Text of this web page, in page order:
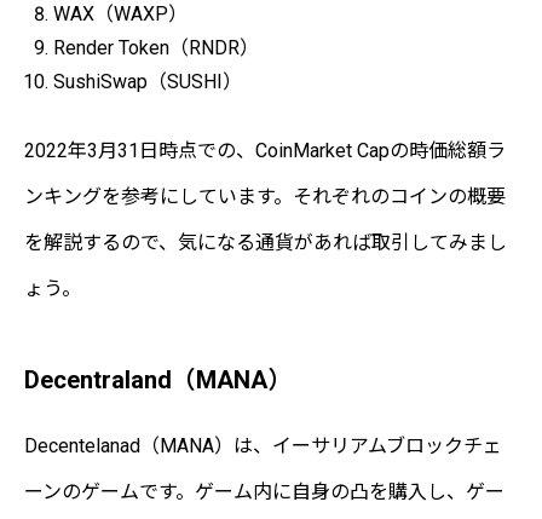
WAX（WAXP）
Render Token（RNDR）
SushiSwap（SUSHI）
2022年3月31日時点での、CoinMarket Capの時価総額ラ
ンキングを参考にしています。それぞれのコインの概要
を解説するので、気になる通貨があれば取引してみまし
ょう。
Decentraland（MANA）
Decentelanad（MANA）は、イーサリアムブロックチェ
ーンのゲームです。ゲーム内に自身の凸を購入し、ゲー